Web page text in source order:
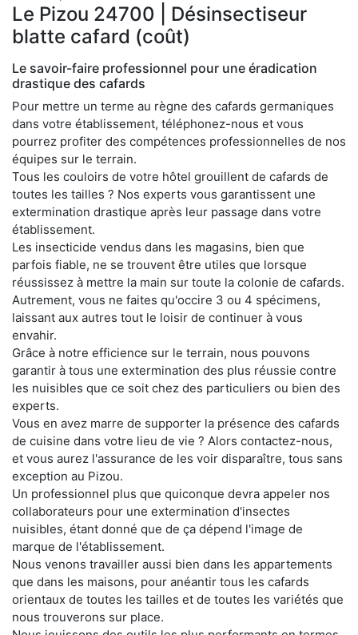
Le Pizou 24700 | Désinsectiseur
blatte cafard (coût)
Le savoir-faire professionnel pour une éradication
drastique des cafards
Pour mettre un terme au règne des cafards germaniques
dans votre établissement, téléphonez-nous et vous
pourrez profiter des compétences professionnelles de nos
équipes sur le terrain.
Tous les couloirs de votre hôtel grouillent de cafards de
toutes les tailles ? Nos experts vous garantissent une
extermination drastique après leur passage dans votre
établissement.
Les insecticide vendus dans les magasins, bien que
parfois fiable, ne se trouvent être utiles que lorsque
réussissez à mettre la main sur toute la colonie de cafards.
Autrement, vous ne faites qu'occire 3 ou 4 spécimens,
laissant aux autres tout le loisir de continuer à vous
envahir.
Grâce à notre efficience sur le terrain, nous pouvons
garantir à tous une extermination des plus réussie contre
les nuisibles que ce soit chez des particuliers ou bien des
experts.
Vous en avez marre de supporter la présence des cafards
de cuisine dans votre lieu de vie ? Alors contactez-nous,
et vous aurez l'assurance de les voir disparaître, tous sans
exception au Pizou.
Un professionnel plus que quiconque devra appeler nos
collaborateurs pour une extermination d'insectes
nuisibles, étant donné que de ça dépend l'image de
marque de l'établissement.
Nous venons travailler aussi bien dans les appartements
que dans les maisons, pour anéantir tous les cafards
orientaux de toutes les tailles et de toutes les variétés que
nous trouverons sur place.